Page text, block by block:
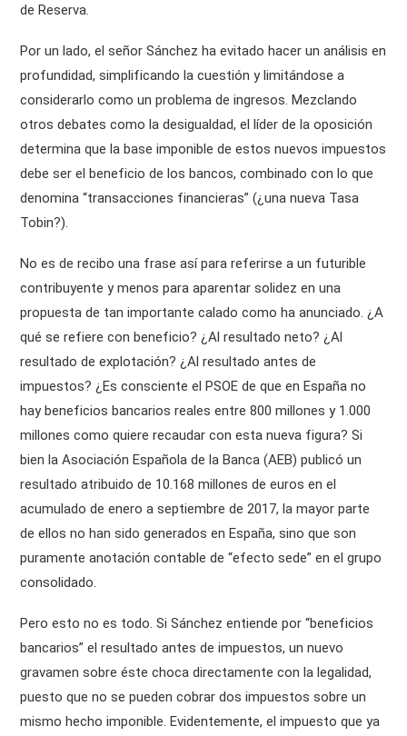
de Reserva.
Por un lado, el señor Sánchez ha evitado hacer un análisis en
profundidad, simplificando la cuestión y limitándose a
considerarlo como un problema de ingresos. Mezclando
otros debates como la desigualdad, el líder de la oposición
determina que la base imponible de estos nuevos impuestos
debe ser el beneficio de los bancos, combinado con lo que
denomina “transacciones financieras” (¿una nueva Tasa
Tobin?).
No es de recibo una frase así para referirse a un futurible
contribuyente y menos para aparentar solidez en una
propuesta de tan importante calado como ha anunciado. ¿A
qué se refiere con beneficio? ¿Al resultado neto? ¿Al
resultado de explotación? ¿Al resultado antes de
impuestos? ¿Es consciente el PSOE de que en España no
hay beneficios bancarios reales entre 800 millones y 1.000
millones como quiere recaudar con esta nueva figura? Si
bien la Asociación Española de la Banca (AEB) publicó un
resultado atribuido de 10.168 millones de euros en el
acumulado de enero a septiembre de 2017, la mayor parte
de ellos no han sido generados en España, sino que son
puramente anotación contable de “efecto sede” en el grupo
consolidado.
Pero esto no es todo. Si Sánchez entiende por “beneficios
bancarios” el resultado antes de impuestos, un nuevo
gravamen sobre éste choca directamente con la legalidad,
puesto que no se pueden cobrar dos impuestos sobre un
mismo hecho imponible. Evidentemente, el impuesto que ya